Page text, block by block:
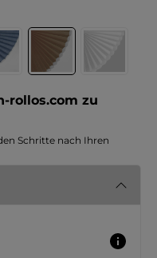
rollos.com zu
Schritte nach Ihren